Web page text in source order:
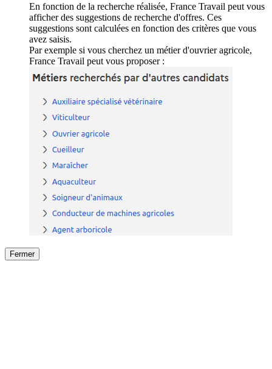
En fonction de la recherche réalisée, France Travail peut vous
afficher des suggestions de recherche d'offres. Ces
suggestions sont calculées en fonction des critères que vous
avez saisis.
Par exemple si vous cherchez un métier d'ouvrier agricole,
France Travail peut vous proposer :
Fermer